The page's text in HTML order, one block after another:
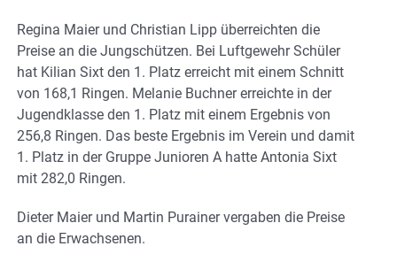
Regina Maier und Christian Lipp überreichten die
Preise an die Jungschützen. Bei Luftgewehr Schüler
hat Kilian Sixt den 1. Platz erreicht mit einem Schnitt
von 168,1 Ringen. Melanie Buchner erreichte in der
Jugendklasse den 1. Platz mit einem Ergebnis von
256,8 Ringen. Das beste Ergebnis im Verein und damit
1. Platz in der Gruppe Junioren A hatte Antonia Sixt
mit 282,0 Ringen.
Dieter Maier und Martin Purainer vergaben die Preise
an die Erwachsenen.